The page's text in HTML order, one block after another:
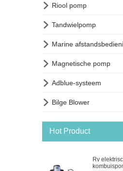
 Riool pomp
 Tandwielpomp
 Marine
 Magnetische pomp
 Adblue-systeem
 Bilge Blower
Hot Product
Rv